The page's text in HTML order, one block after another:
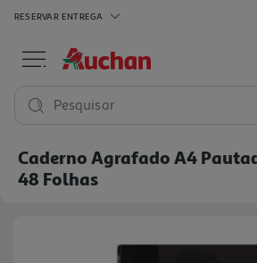
RESERVAR ENTREGA
Pesquisar
Caderno Agrafado A4
48 Folhas